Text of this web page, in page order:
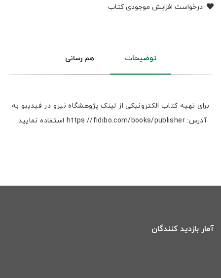
درخواست افزایش موجودی کتاب
توضیحات هم رسانی
برای تهیه کتاب الکترونیکی از لینک پژوهشگاه نیرو در فیدیبو به
آدرس: https://fidibo.com/books/publisher استفاده نمایید.
آمار بازدید کنندگان